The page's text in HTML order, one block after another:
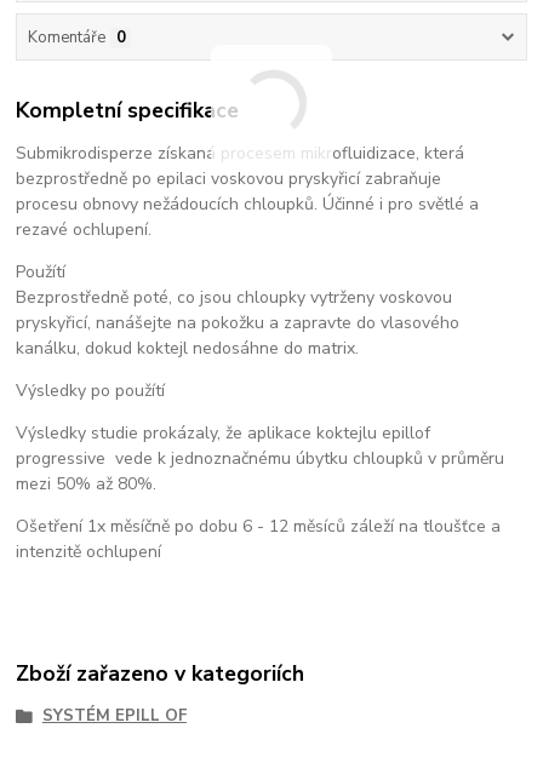
Komentáře 0
Kompletní specifikace
Submikrodisperze získaná procesem mikrofluidizace, která
bezprostředně po epilaci voskovou pryskyřicí zabraňuje
procesu obnovy nežádoucích chloupků. Účinné i pro světlé a
rezavé ochlupení.
Použítí
Bezprostředně poté, co jsou chloupky vytrženy voskovou
pryskyřicí, nanášejte na pokožku a zapravte do vlasového
kanálku, dokud koktejl nedosáhne do matrix.
Výsledky po použítí
Výsledky studie prokázaly, že aplikace koktejlu epillof
progressive vede k jednoznačnému úbytku chloupků v průměru
mezi 50% až 80%.
Ošetření 1x měsíčně po dobu 6 - 12 měsíců záleží na tloušťce a
intenzitě ochlupení
Zboží zařazeno v kategoriích
SYSTÉM EPILL OF